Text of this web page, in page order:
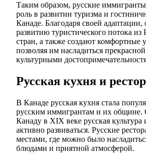
Таким образом, русские
роль в развитии туризма и
Канаде. Благодаря своей
развитию туристического потока из
стран, а также создают комфортные
позволяя им насладиться
культурными
Русская кухня и
В Канаде русская кухня стала
русским иммигрантам и их общине.
Канаду в XIX веке русская культура
активно развиваться. Русские
местами, где можно было
блюдами и приятной атмосферой.